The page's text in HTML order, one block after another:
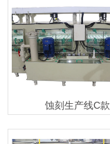
蚀刻生产线C款